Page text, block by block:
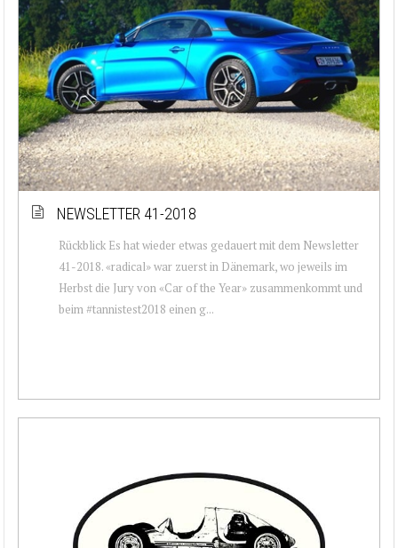
NEWSLETTER 41-2018
Rückblick Es hat wieder etwas gedauert mit dem Newsletter
41-2018. «radical» war zuerst in Dänemark, wo jeweils im
Herbst die Jury von «Car of the Year» zusammenkommt und
beim #tannistest2018 einen g...